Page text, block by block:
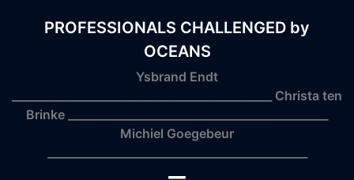
PROFESSIONALS CHALLENGED by
OCEANS
Ysbrand Endt
_______________________________________________ Christa ten
Brinke _______________________________________________
Michiel Goegebeur